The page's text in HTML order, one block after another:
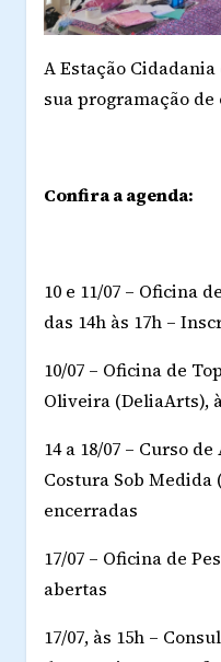
A Estação
sua programação
Confira a agenda:
10 e 11/07 – Oficina
das 14h às 17h –
10/07 – Oficina de
Oliveira (DeliaArts),
14 a 18/07 – Curso
Costura Sob Medida
encerradas
17/07 – Oficina de
abertas
17/07, às 15h –